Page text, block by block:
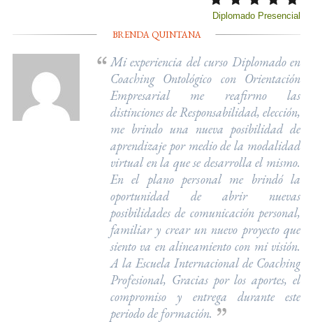
Diplomado Presencial
BRENDA QUINTANA
Mi experiencia del curso Diplomado en
Coaching Ontológico con Orientación
Empresarial me reafirmo las
distinciones de Responsabilidad, elección,
me brindo una nueva posibilidad de
aprendizaje por medio de la modalidad
virtual en la que se desarrolla el mismo.
En el plano personal me brindó la
oportunidad de abrir nuevas
posibilidades de comunicación personal,
familiar y crear un nuevo proyecto que
siento va en alineamiento con mi visión.
A la Escuela Internacional de Coaching
Profesional, Gracias por los aportes, el
compromiso y entrega durante este
periodo de formación.